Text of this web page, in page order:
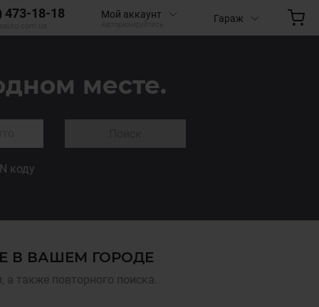
473-18-18 Мой аккаунт Гараж
месте.
коду
В ВАШЕМ ГОРОДЕ
также повторного поиска.